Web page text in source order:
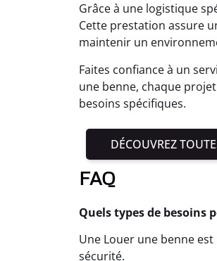
Grâce à une logistique
Cette prestation assure
maintenir un
Faites confiance à un
une benne, chaque
besoins spécifiques.
DÉCOUVREZ
FAQ
Quels types de besoins
Une Louer une benne
sécurité.